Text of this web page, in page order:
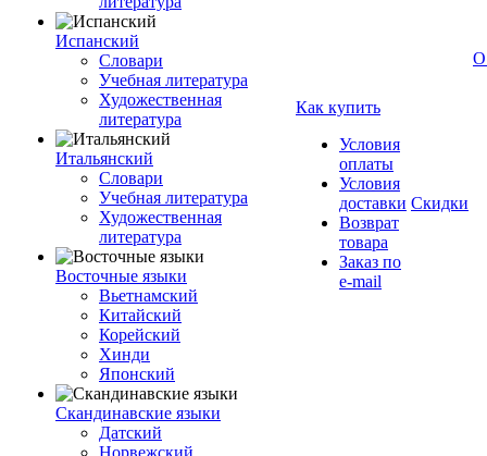
Испанский
Словари
Учебная литература
Художественная
литература
Итальянский
Словари
Учебная литература
Художественная
литература
Восточные языки
Вьетнамский
Китайский
Корейский
Хинди
Японский
Скандинавские языки
Датский
Норвежский
Как купить
Условия
оплаты
Условия
доставки
Возврат
товара
Заказ по
e-mail
Скидки
О